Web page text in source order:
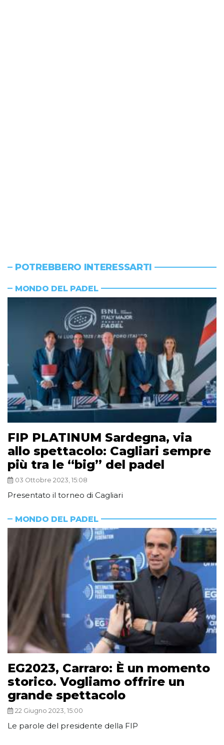
POTREBBERO INTERESSARTI
MONDO DEL PADEL
FIP PLATINUM Sardegna, via
allo spettacolo: Cagliari sempre
più tra le “big” del padel
03 Ottobre 2023, 15:08
Presentato il torneo di Cagliari
MONDO DEL PADEL
EG2023, Carraro: È un momento
storico. Vogliamo offrire un
grande spettacolo
22 Giugno 2023, 15:00
Le parole del presidente della FIP